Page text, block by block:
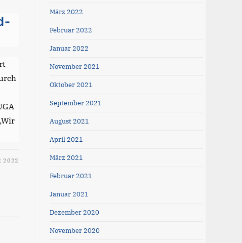
2022
März 2022
Februar 2022
Januar 2022
November 2021
Oktober 2021
September 2021
August 2021
April 2021
März 2021
Februar 2021
Januar 2021
Dezember 2020
November 2020